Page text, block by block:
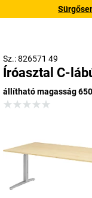
Sürgősen
Sz.: 826571 49
Íróasztal C-
állítható magasság